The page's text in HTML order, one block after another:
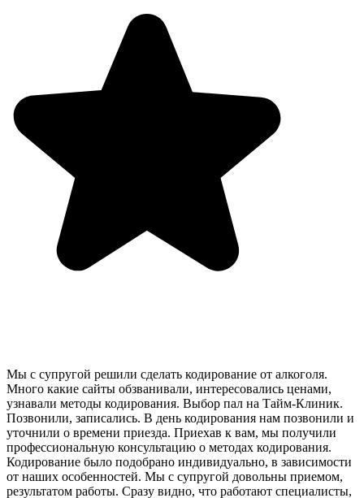
Мы с супругой решили сделать кодирование от алкоголя.
Много какие сайты обзванивали, интересовались ценами,
узнавали методы кодирования. Выбор пал на Тайм-Клиник.
Позвонили, записались. В день кодирования нам позвонили и
уточнили о времени приезда. Приехав к вам, мы получили
профессиональную консультацию о методах кодирования.
Кодирование было подобрано индивидуально, в зависимости
от наших особенностей. Мы с супругой довольны приемом,
результатом работы. Сразу видно, что работают специалисты,